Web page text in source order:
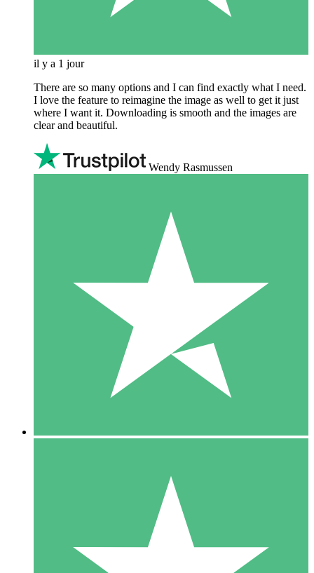
il y a 1 jour
There are so many options and I can find exactly what I need.
I love the feature to reimagine the image as well to get it just
where I want it. Downloading is smooth and the images are
clear and beautiful.
Wendy Rasmussen